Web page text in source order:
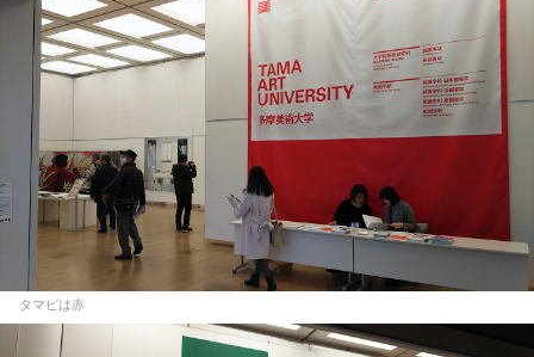
タマビは赤